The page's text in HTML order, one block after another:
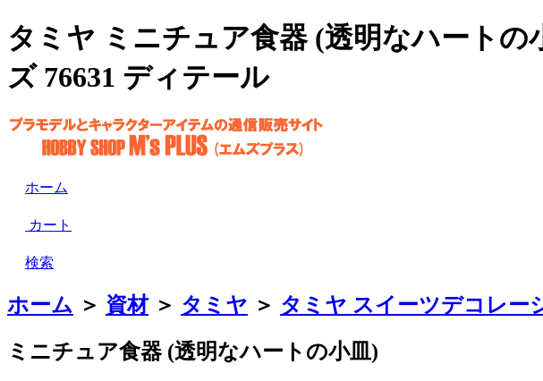
タミヤ ミニチュア食器 (透明なハート
ズ 76631 ディテール
ホーム
カート
検索
ホーム ＞ 資材＞ タミヤ ＞ タミヤ スイーツデコレー
ミニチュア食器 (透明なハートの小皿)